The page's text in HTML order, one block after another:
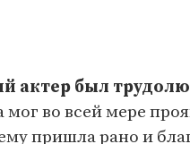
актер был
мог во всей мере
пришла рано и